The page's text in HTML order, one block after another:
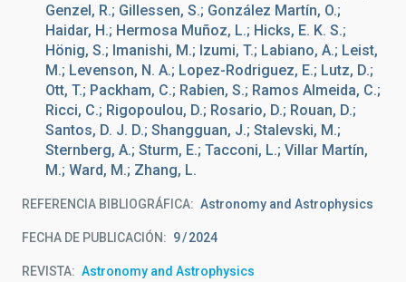
Genzel, R.; Gillessen, S.; González Martín, O.;
Haidar, H.; Hermosa Muñoz, L.; Hicks, E. K. S.;
Hönig, S.; Imanishi, M.; Izumi, T.; Labiano, A.; Leist,
M.; Levenson, N. A.; Lopez-Rodriguez, E.; Lutz, D.;
Ott, T.; Packham, C.; Rabien, S.; Ramos Almeida, C.;
Ricci, C.; Rigopoulou, D.; Rosario, D.; Rouan, D.;
Santos, D. J. D.; Shangguan, J.; Stalevski, M.;
Sternberg, A.; Sturm, E.; Tacconi, L.; Villar Martín,
M.; Ward, M.; Zhang, L.
REFERENCIA BIBLIOGRÁFICA Astronomy and Astrophysics
FECHA DE PUBLICACIÓN: 9 2024
REVISTA Astronomy and Astrophysics